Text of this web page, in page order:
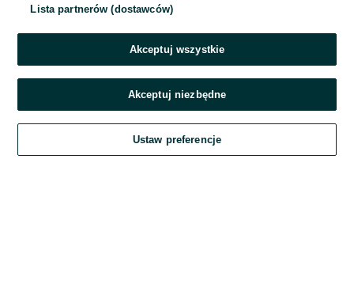
Nie pamiętasz hasła?
Zaloguj się
Kontynuując za pośrednictwem jednego z dostawców wskazanych powyżej,
Regulamin serwisu OLX.pl w jego aktualnym brzmieniu.
Lista partnerów (dostawców)
Akceptuj wszystkie
Akceptuj niezbędne
Ustaw preferencje